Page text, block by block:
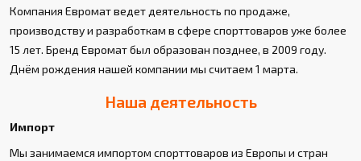
Компания Евромат ведет деятельность по продаже,
производству и разработкам в сфере спорттоваров уже более
15 лет. Бренд Евромат был образован позднее, в 2009 году.
Днём рождения нашей компании мы считаем 1 марта.
Наша деятельность
Импорт
Мы занимаемся импортом спорттоваров из Европы и стран